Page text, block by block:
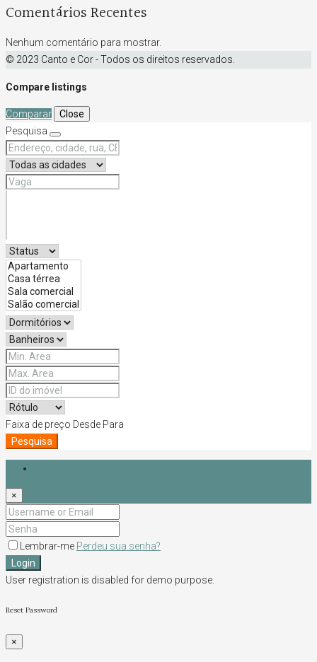
Comentários Recentes
Nenhum comentário para mostrar.
© 2023 Canto e Cor - Todos os direitos reservados.
Compare listings
Comparar
Close
Pesquisa
Faixa de preço Desde Para
Pesquisa
×
Lembrar-me Perdeu sua senha?
Login
User registration is disabled for demo purpose.
Reset Password
×